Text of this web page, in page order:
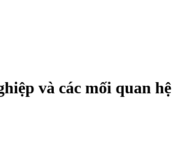
và các mối quan hệ